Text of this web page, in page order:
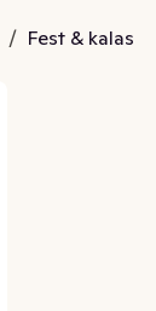
/ Fest & kalas